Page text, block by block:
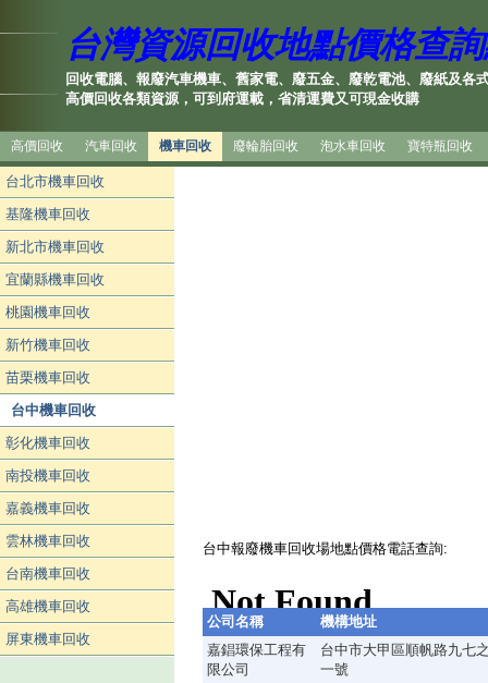
台灣資源回收地點價格查
回收電腦、報廢汽車機車、舊家電、廢五金、廢乾電池、廢紙及各
高價回收各類資源，可到府運載，省清運費又可現金收購
高價回收 汽車回收 機車回收 廢輪胎回收 泡水車回收 寶特瓶回收
台北市機車回收
基隆機車回收
新北市機車回收
宜蘭縣機車回收
桃園機車回收
新竹機車回收
苗栗機車回收
台中機車回收
彰化機車回收
南投機車回收
嘉義機車回收
雲林機車回收
台南機車回收
高雄機車回收
屏東機車回收
台中報廢機車回收場地點價格電話查詢:
公司名稱
機構地址
嘉錩環保工程有
限公司
台中市大甲區順帆路九七
一號